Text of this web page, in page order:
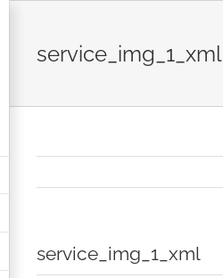
service_img_1_xml
service_img_1_xml